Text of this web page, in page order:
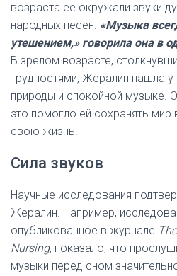
возраста ее окружали звуки
народных песен. «Музыка
утешением,» говорила она в
В зрелом возрасте,
трудностями, Жералин нашла
природы и спокойной музыке.
это помогло ей сохранять мир
свою жизнь.
Сила звуков
Научные исследования
Жералин. Например,
опубликованное в журнале
Nursing, показало, что
музыки перед сном